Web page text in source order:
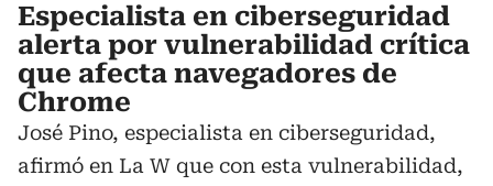
Especialista en ciberseguridad
alerta por vulnerabilidad crítica
que afecta navegadores de
Chrome
José Pino, especialista en ciberseguridad,
afirmó en La W que con esta vulnerabilidad,